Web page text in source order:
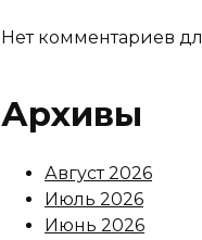
Нет комментариев
Архивы
Август 2026
Июль 2026
Июнь 2026